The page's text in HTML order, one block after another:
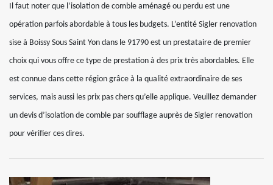
Il faut noter que l’isolation de comble aménagé ou perdu est une
opération parfois abordable à tous les budgets. L’entité Sigler renovation
sise à Boissy Sous Saint Yon dans le 91790 est un prestataire de premier
choix qui vous offre ce type de prestation à des prix très abordables. Elle
est connue dans cette région grâce à la qualité extraordinaire de ses
services, mais aussi les prix pas chers qu’elle applique. Veuillez demander
un devis d’isolation de comble par soufflage auprès de Sigler renovation
pour vérifier ces dires.